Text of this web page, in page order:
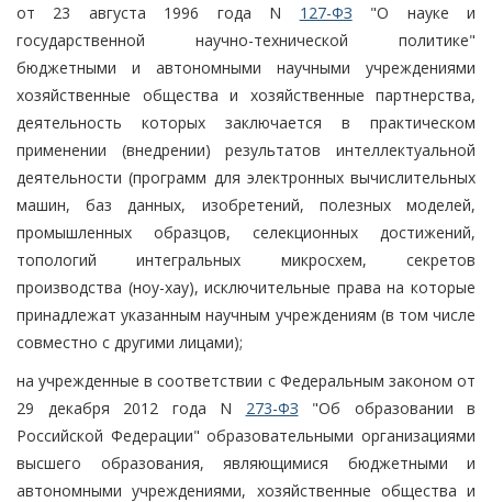
от 23 августа 1996 года N 127-ФЗ "О науке и
государственной научно-технической политике"
бюджетными и автономными научными учреждениями
хозяйственные общества и хозяйственные партнерства,
деятельность которых заключается в практическом
применении (внедрении) результатов интеллектуальной
деятельности (программ для электронных вычислительных
машин, баз данных, изобретений, полезных моделей,
промышленных образцов, селекционных достижений,
топологий интегральных микросхем, секретов
производства (ноу-хау), исключительные права на которые
принадлежат указанным научным учреждениям (в том числе
совместно с другими лицами);
на учрежденные в соответствии с Федеральным законом от
29 декабря 2012 года N 273-ФЗ "Об образовании в
Российской Федерации" образовательными организациями
высшего образования, являющимися бюджетными и
автономными учреждениями, хозяйственные общества и